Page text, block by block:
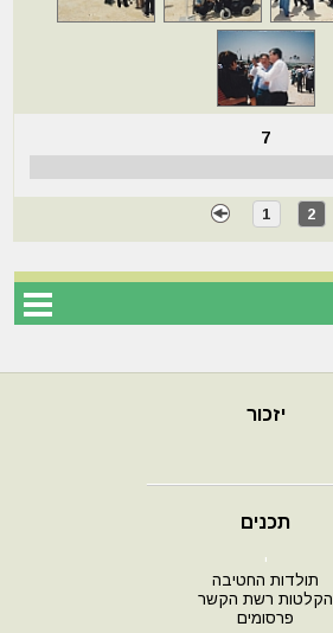
7
1 2
יזכור
תכנים
י
תולדות החטיבה
הקלטות רשת הקשר
פרסומים